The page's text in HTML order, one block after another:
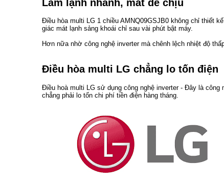
Làm lạnh nhanh, mát dễ chịu
Điều hòa multi LG 1 chiều AMNQ09GSJB0 không chỉ thiết
giác mát lạnh sảng khoái chỉ sau vài phút bật máy.
Hơn nữa nhờ công nghệ inverter mà chênh lệch nhiệt độ
Điều hòa multi LG chẳng lo tốn điện
Điều hoà multi LG sử dụng công nghệ inverter - Đây là
chẳng phải lo tốn chi phí tiền điện hàng tháng.